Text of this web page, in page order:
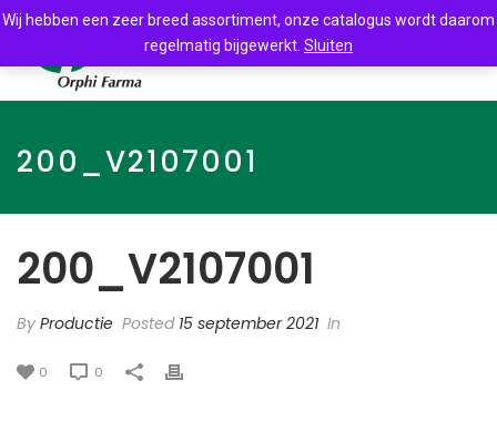
200_V2107001
200_V2107001
By Productie Posted 15 september 2021 In
0 0
Wij hebben een zeer breed assortiment, onze catalogus wordt daarom
regelmatig bijgewerkt. Sluiten